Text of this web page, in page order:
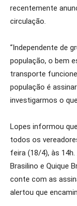
recentemente
circulação.
“Independente de
população, o bem
transporte
população é
investigarmos o
Lopes informou
todos os
feira (18/4), às
Brasilino e Quique
conte com as
alertou que